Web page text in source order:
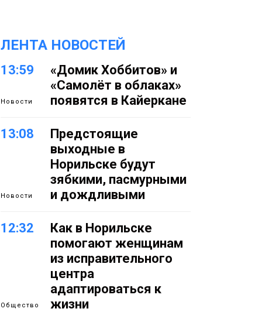
ЛЕНТА НОВОСТЕЙ
13:59
Новости
«Домик Хоббитов» и
«Самолёт в облаках»
появятся в Кайеркане
13:08
Новости
Предстоящие
выходные в
Норильске будут
зябкими, пасмурными
и дождливыми
12:32
Общество
Как в Норильске
помогают женщинам
из исправительного
центра
адаптироваться к
жизни